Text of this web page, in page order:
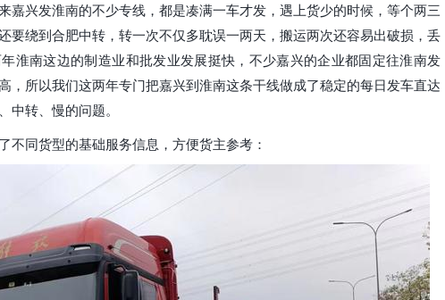
嘉兴发淮南的不少专线，都是凑满一车才发，遇上货少的时候，等个两三
要绕到合肥中转，转一次不仅多耽误一两天，搬运两次还容易出破损，丢
淮南这边的制造业和批发业发展挺快，不少嘉兴的企业都固定往淮南发
，所以我们这两年专门把嘉兴到淮南这条干线做成了稳定的每日发车直达
中转、慢的问题。
不同货型的基础服务信息，方便货主参考：